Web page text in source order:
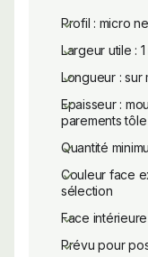
Profil : micro
Largeur utile :
Longueur : sur
Epaisseur :
parements tôle
Quantité
Couleur face
sélection
Face
Prévu pour